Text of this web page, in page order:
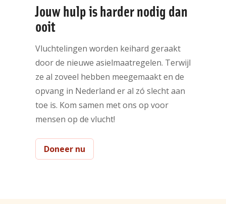
Jouw hulp is harder nodig dan
ooit
Vluchtelingen worden keihard geraakt
door de nieuwe asielmaatregelen. Terwijl
ze al zoveel hebben meegemaakt en de
opvang in Nederland er al zó slecht aan
toe is. Kom samen met ons op voor
mensen op de vlucht!
Doneer nu